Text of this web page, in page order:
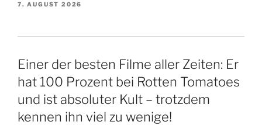
7. AUGUST 2026
Einer der besten Filme aller Zeiten: Er
hat 100 Prozent bei Rotten Tomatoes
und ist absoluter Kult – trotzdem
kennen ihn viel zu wenige!